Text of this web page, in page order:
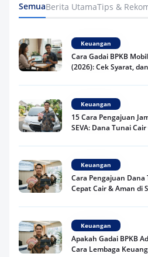
SemuaBerita UtamaTips &
Keuangan
Cara Gadai BPKB
(2026): Cek Syarat,
Keuangan
15 Cara Pengajuan
SEVA: Dana Tunai
Keuangan
Cara Pengajuan Dana
Cepat Cair & Aman di
Keuangan
Apakah Gadai BPKB
Cara Lembaga